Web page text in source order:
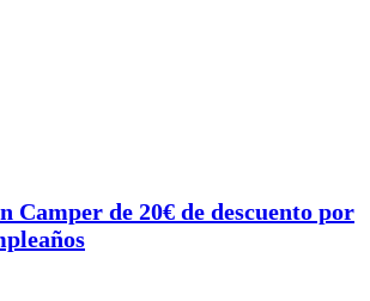
Camper de 20€ de descuento por